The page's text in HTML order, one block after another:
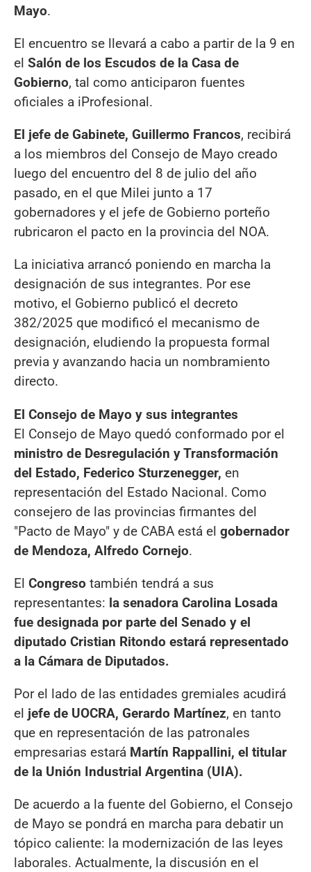
Mayo.
El encuentro se llevará a cabo a partir de la 9 en
el Salón de los Escudos de la Casa de
Gobierno, tal como anticiparon fuentes
oficiales a iProfesional.
El jefe de Gabinete, Guillermo Francos, recibirá
a los miembros del Consejo de Mayo creado
luego del encuentro del 8 de julio del año
pasado, en el que Milei junto a 17
gobernadores y el jefe de Gobierno porteño
rubricaron el pacto en la provincia del NOA.
La iniciativa arrancó poniendo en marcha la
designación de sus integrantes. Por ese
motivo, el Gobierno publicó el decreto
382/2025 que modificó el mecanismo de
designación, eludiendo la propuesta formal
previa y avanzando hacia un nombramiento
directo.
El Consejo de Mayo y sus integrantes
El Consejo de Mayo quedó conformado por el
ministro de Desregulación y Transformación
del Estado, Federico Sturzenegger, en
representación del Estado Nacional. Como
consejero de las provincias firmantes del
"Pacto de Mayo" y de CABA está el gobernador
de Mendoza, Alfredo Cornejo.
El Congreso también tendrá a sus
representantes: la senadora Carolina Losada
fue designada por parte del Senado y el
diputado Cristian Ritondo estará representado
a la Cámara de Diputados.
Por el lado de las entidades gremiales acudirá
el jefe de UOCRA, Gerardo Martínez, en tanto
que en representación de las patronales
empresarias estará Martín Rappallini, el titular
de la Unión Industrial Argentina (UIA).
De acuerdo a la fuente del Gobierno, el Consejo
de Mayo se pondrá en marcha para debatir un
tópico caliente: la modernización de las leyes
laborales. Actualmente, la discusión en el